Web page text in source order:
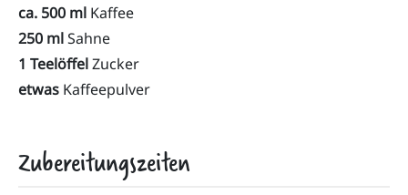
ca. 500 ml Kaffee
250 mlSahne
1 TeelöffelZucker
etwas Kaffeepulver
Zubereitungszeiten